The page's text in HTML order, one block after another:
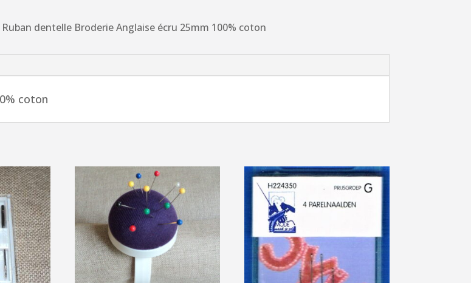
Broderie
écru
dentelle Broderie Anglaise écru 25mm 100% coton
coton